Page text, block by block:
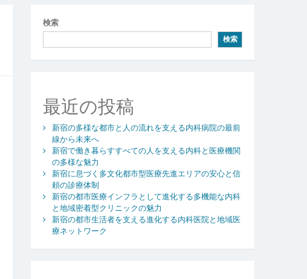
検索
検索
最近の投稿
新宿の多様な都市と人の流れを支える内科病院の最前
線から未来へ
新宿で働き暮らすすべての人を支える内科と医療機関
の多様な魅力
新宿に息づく多文化都市型医療先進エリアの安心と信
頼の診療体制
新宿の都市医療インフラとして進化する多機能な内科
と地域密着型クリニックの魅力
新宿の都市生活者を支える進化する内科医院と地域医
療ネットワーク